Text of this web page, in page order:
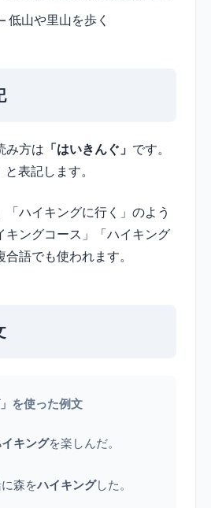
低山や里山を歩く
み方は 「はいきんぐ」 です。
表記します。
「ハイキングに行く」のよう
キングコース」「ハイキング
語でも使われます。
を使った例文
キングを楽しんだ。
森をハイキングした。